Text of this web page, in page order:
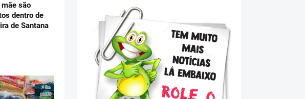
mãe são
dentro de
de Santana